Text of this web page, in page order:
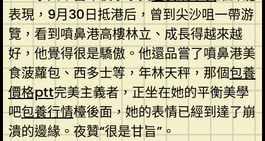
表現，9月30日抵港后，曾到尖沙咀一帶游
覽，看到噴鼻港高樓林立、成長得越來越
好，他覺得很是驕傲。他還品嘗了噴鼻港美
食菠蘿包、西多士等，年林天秤，那個包養
價格ptt完美主義者，正坐在她的平衡美學
吧包養行情檯後面，她的表情已經到達了崩
潰的邊緣。夜贊“很是甘旨”。